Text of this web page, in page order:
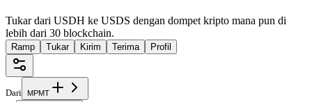
Tukar dari USDH ke USDS dengan dompet kripto mana pun di
lebih dari 30 blockchain.
Ramp Tukar Kirim Terima Profil
Dari MPMT